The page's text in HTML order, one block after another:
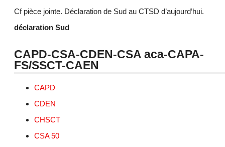
Cf pièce jointe. Déclaration de Sud au CTSD d’aujourd’hui.
déclaration Sud
CAPD-CSA-CDEN-CSA aca-CAPA-
FS/SSCT-CAEN
CAPD
CDEN
CHSCT
CSA 50